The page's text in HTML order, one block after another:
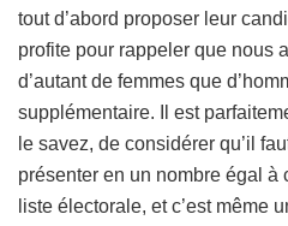
tout d’abord proposer leur
profite pour rappeler que nous
d’autant de femmes que
supplémentaire. Il est
le savez, de considérer qu’il
présenter en un nombre égal à
liste électorale, et c’est même